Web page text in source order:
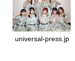
universal-press.jp